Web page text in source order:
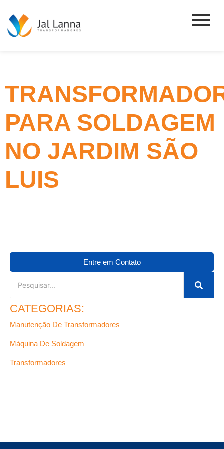
PARA SOLDAGEM
NO JARDIM SÃO
LUIS
Entre em Contato
CATEGORIAS:
Manutenção De Transformadores
Máquina De Soldagem
Transformadores